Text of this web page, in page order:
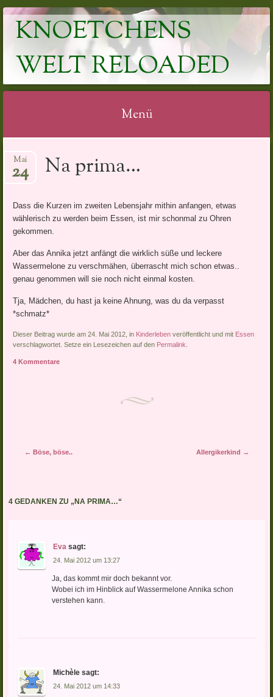
KNOETCHENS
WELT RELOADED
Menü
zum
Inhalt
Na prima…
Mai
24
Dass die Kurzen im zweiten Lebensjahr mithin anfangen, etwas
wählerisch zu werden beim Essen, ist mir schonmal zu Ohren
gekommen.
Aber das Annika jetzt anfängt die wirklich süße und leckere
Wassermelone zu verschmähen, überrascht mich schon etwas..
genau genommen will sie noch nicht einmal kosten.
Tja, Mädchen, du hast ja keine Ahnung, was du da verpasst
*schmatz*
Dieser Beitrag wurde am 24. Mai 2012, in Kinderleben veröffentlicht und mit Essen
verschlagwortet. Setze ein Lesezeichen auf den Permalink
4 Kommentare
Artikel-Navigation
← Böse, böse.. Allergikerkind →
4 GEDANKEN ZU „ NA PRIMA…“
Eva sagt:
24. Mai 2012 um 13:27
Ja, das kommt mir doch bekannt vor.
Wobei ich im Hinblick auf Wassermelone Annika schon
verstehen kann.
Michèle sagt:
24. Mai 2012 um 14:33